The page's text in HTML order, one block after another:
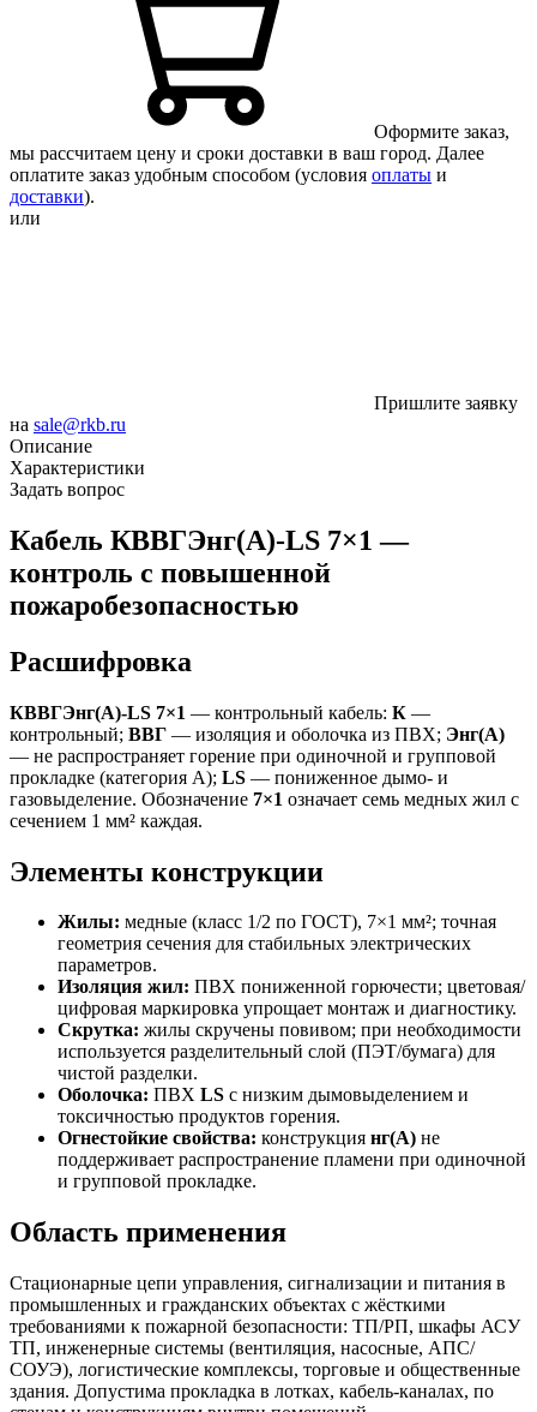
Оформите заказ,
мы рассчитаем цену и сроки доставки в ваш город. Далее
оплатите заказ удобным способом (условия оплаты и
доставки).
или
Пришлите заявку
на sale@rkb.ru
Описание
Характеристики
Задать вопрос
Кабель КВВГЭнг(А)-LS 7×1 —
контроль с повышенной
пожаробезопасностью
Расшифровка
КВВГЭнг(А)-LS 7×1 — контрольный кабель: К —
контрольный; ВВГ — изоляция и оболочка из ПВХ; Энг(А)
— не распространяет горение при одиночной и групповой
прокладке (категория А); LS — пониженное дымо- и
газовыделение. Обозначение 7×1 означает семь медных жил с
сечением 1 мм² каждая.
Элементы конструкции
Жилы: медные (класс 1/2 по ГОСТ), 7×1 мм²; точная
геометрия сечения для стабильных электрических
параметров.
Изоляция жил: ПВХ пониженной горючести; цветовая/
цифровая маркировка упрощает монтаж и диагностику.
Скрутка: жилы скручены повивом; при необходимости
используется разделительный слой (ПЭТ/бумага) для
чистой разделки.
Оболочка: ПВХ LS с низким дымовыделением и
токсичностью продуктов горения.
Огнестойкие свойства: конструкция нг(А) не
поддерживает распространение пламени при одиночной
и групповой прокладке.
Область применения
Стационарные цепи управления, сигнализации и питания в
промышленных и гражданских объектах с жёсткими
требованиями к пожарной безопасности: ТП/РП, шкафы АСУ
ТП, инженерные системы (вентиляция, насосные, АПС/
СОУЭ), логистические комплексы, торговые и общественные
здания. Допустима прокладка в лотках, кабель-каналах, по